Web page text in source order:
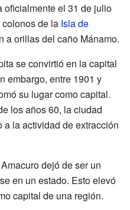
oficialmente el 31 de julio
de la Isla de
a orillas del caño Mánamo.
se convirtió en la capital
embargo, entre 1901 y
su lugar como capital.
los años 60, la ciudad
la actividad de extracción
dejó de ser un
en un estado. Esto elevó
capital de una región.